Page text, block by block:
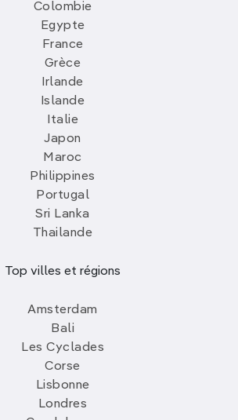
Colombie
Egypte
France
Grèce
Irlande
Islande
Italie
Japon
Maroc
Philippines
Portugal
Sri Lanka
Thailande
Top villes et régions
Amsterdam
Bali
Les Cyclades
Corse
Lisbonne
Londres